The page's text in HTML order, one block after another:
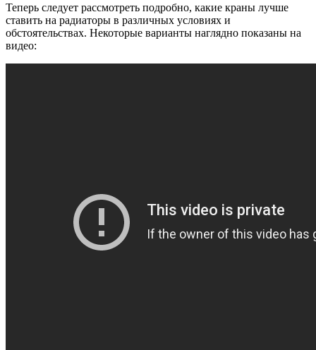
Теперь следует рассмотреть подробно, какие краны лучше
ставить на радиаторы в различных условиях и
обстоятельствах. Некоторые варианты наглядно показаны на
видео: